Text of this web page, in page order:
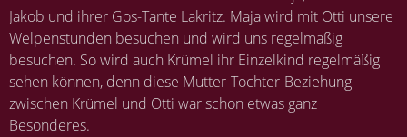
Jakob und ihrer Gos-Tante Lakritz. Maja wird mit Otti unsere
Welpenstunden besuchen und wird uns regelmäßig
besuchen. So wird auch Krümel ihr Einzelkind regelmäßig
sehen können, denn diese Mutter-Tochter-Beziehung
zwischen Krümel und Otti war schon etwas ganz
Besonderes.